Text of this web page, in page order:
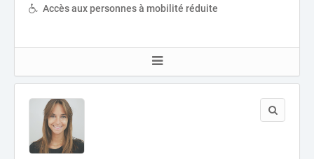
Accès aux personnes à mobilité réduite